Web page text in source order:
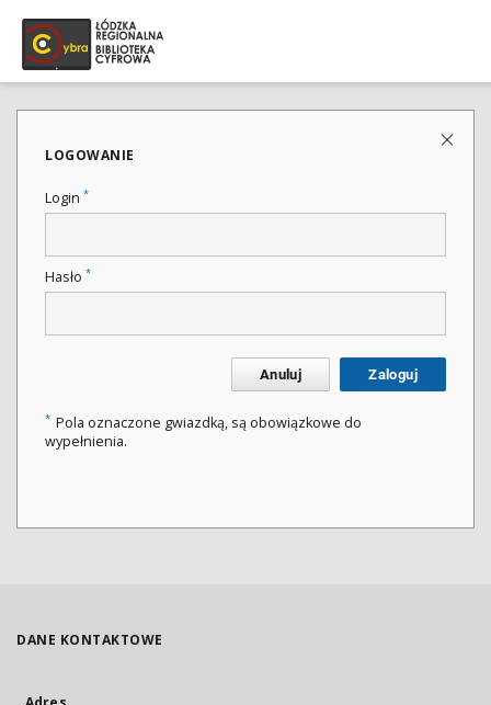
LOGOWANIE
Login *
Hasło *
Anuluj Zaloguj
* Pola oznaczone gwiazdką, są obowiązkowe do
wypełnienia.
DANE KONTAKTOWE